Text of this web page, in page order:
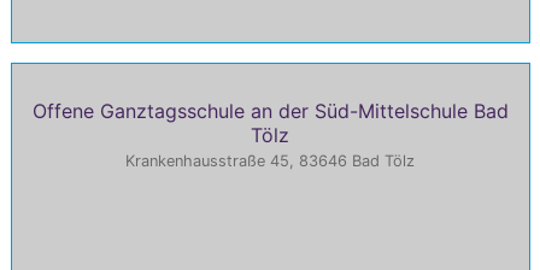
Offene Ganztagsschule an der Süd-Mittelschule Bad
Tölz
Krankenhausstraße 45, 83646 Bad Tölz